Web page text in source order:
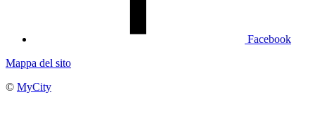
Facebook
Mappa del sito
© MyCity